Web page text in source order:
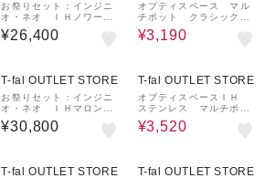
お祭りセット：インジニ
オ・ネオ ＩＨノワー
ル・アンリミテッド セ
ット１０②
¥26,400
オプティスペース マル
チポット クラシックグ
レー １４ｃｍ
¥3,190
T-fal OUTLET STORE
お祭りセット：インジニ
オ・ネオ ＩＨマロン・
アンリミテッド セット
１３+インジニオ・ネ
¥30,800
T-fal OUTLET STORE
オプティスペースＩＨ
ステンレス マルチポッ
ト フレッシュミント
１６ｃｍ
¥3,520
T-fal OUTLET STORE T-fal OUTLET STORE